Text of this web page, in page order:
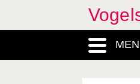
Buteo
Buteo